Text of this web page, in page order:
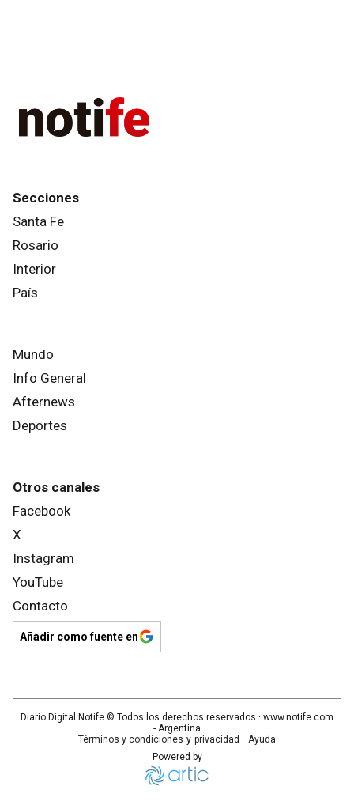
Secciones
Santa Fe
Rosario
Interior
País
Mundo
Info General
Afternews
Deportes
Otros canales
Facebook
X
Instagram
YouTube
Contacto
Añadir como fuente en
Diario Digital Notife © Todos los derechos reservados.· www.notife.com
- Argentina
Términos y condiciones y privacidad · Ayuda
Powered by